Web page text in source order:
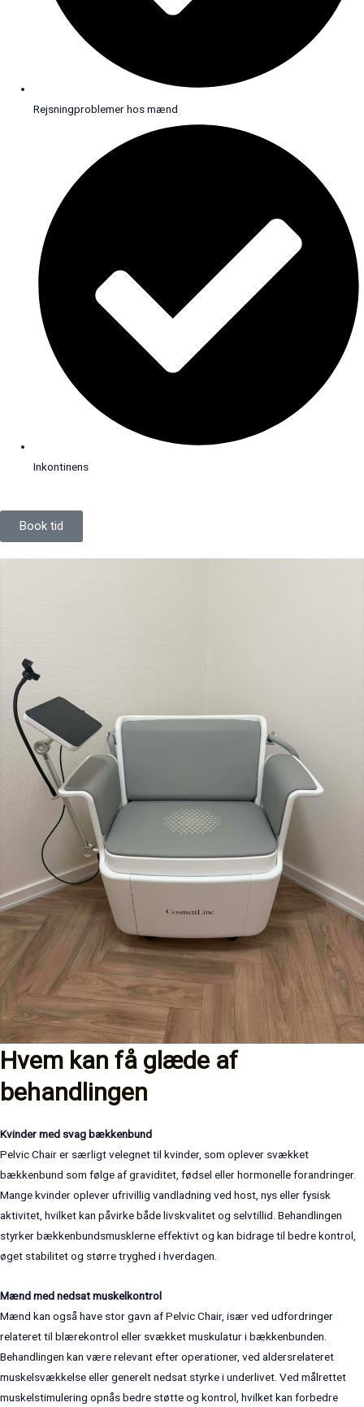
Rejsningproblemer hos mænd
Inkontinens
Book tid
Hvem kan få glæde af
behandlingen
Kvinder med svag bækkenbund
Pelvic Chair er særligt velegnet til kvinder, som oplever svækket
bækkenbund som følge af graviditet, fødsel eller hormonelle forandringer.
Mange kvinder oplever ufrivillig vandladning ved host, nys eller fysisk
aktivitet, hvilket kan påvirke både livskvalitet og selvtillid. Behandlingen
styrker bækkenbundsmusklerne effektivt og kan bidrage til bedre kontrol,
øget stabilitet og større tryghed i hverdagen.
Mænd med nedsat muskelkontrol
Mænd kan også have stor gavn af Pelvic Chair, især ved udfordringer
relateret til blærekontrol eller svækket muskulatur i bækkenbunden.
Behandlingen kan være relevant efter operationer, ved aldersrelateret
muskelsvækkelse eller generelt nedsat styrke i underlivet. Ved målrettet
muskelstimulering opnås bedre støtte og kontrol, hvilket kan forbedre